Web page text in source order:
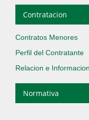
Contratacion
Contratos Menores
Perfil del Contratante
Relacion e
Normativa